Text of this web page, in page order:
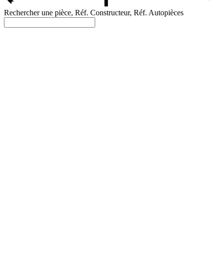
Rechercher une pièce, Réf. Constructeur, Réf. Autopièces